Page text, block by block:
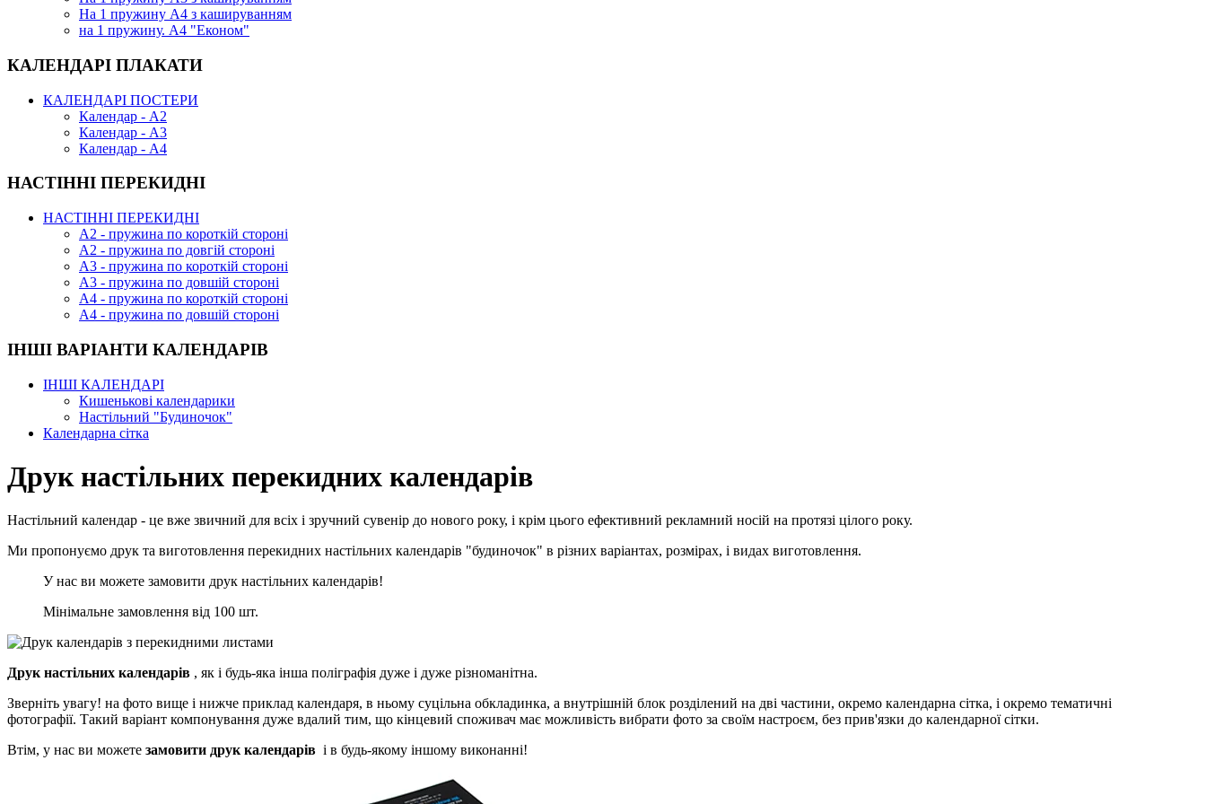
На 1 пружину А4 з кашируванням
на 1 пружину. А4 "Економ"
КАЛЕНДАРІ ПЛАКАТИ
КАЛЕНДАРІ ПОСТЕРИ
Календар - А2
Календар - А3
Календар - А4
НАСТІННІ ПЕРЕКИДНІ
НАСТІННІ ПЕРЕКИДНІ
А2 - пружина по короткій стороні
А2 - пружина по довгій стороні
А3 - пружина по короткій стороні
А3 - пружина по довшій стороні
А4 - пружина по короткій стороні
А4 - пружина по довшій стороні
ІНШІ ВАРІАНТИ КАЛЕНДАРІВ
ІНШІ КАЛЕНДАРІ
Кишенькові календарики
Настільний "Будиночок"
Календарна сітка
Друк настільних перекидних календарів
Настільний календар - це вже звичний для всіх і зручний сувенір до нового року, і крім цього ефективний рекламний носій на протязі цілого року.
Ми пропонуємо друк та виготовлення перекидних настільних календарів "будиночок" в різних варіантах, розмірах, і видах виготовлення.
У нас ви можете замовити друк настільних календарів!
Мінімальне замовлення від 100 шт.
Друк настільних календарів , як і будь-яка інша поліграфія дуже і дуже різноманітна.
Зверніть увагу! на фото вище і нижче приклад календаря, в ньому суцільна обкладинка, а внутрішній блок розділений на дві частини, окремо календарна сітка, і окремо тематичні
фотографії. Такий варіант компонування дуже вдалий тим, що кінцевий споживач має можливість вибрати фото за своїм настроєм, без прив'язки до календарної сітки.
Втім, у нас ви можете замовити друк календарів і в будь-якому іншому виконанні!